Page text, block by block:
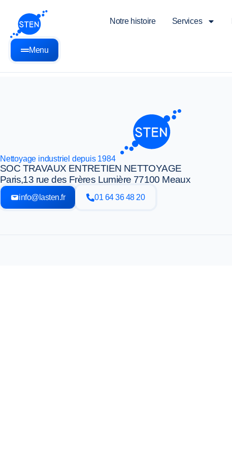
Menu
Notre histoire Services
Nettoyage industriel depuis 1984
SOC TRAVAUX ENTRETIEN NETTOYAGE
Paris,13 rue des Frères Lumière 77100 Meaux
info@lasten.fr 01 64 36 48 20